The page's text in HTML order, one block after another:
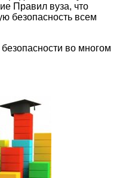
Правил вуза, что
безопасность всем
во многом